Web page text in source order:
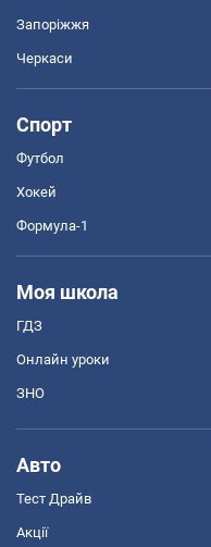
Запоріжжя
Черкаси
Спорт
Футбол
Хокей
Формула-1
Моя школа
ГДЗ
Онлайн уроки
ЗНО
Авто
Тест Драйв
Акції